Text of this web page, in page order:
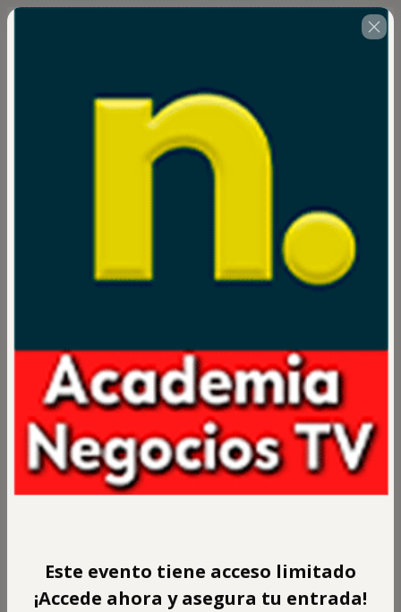
Este evento tiene acceso limitado
¡Accede ahora y asegura tu entrada!
Curso de Geopolítica para entender
el mundo actual
Autor: Negocios tv
122,00 US$
(más tarifas correspondientes.
Haz clic aquí
para saber más)
FECHA Y HORARIO
7/17/23 6:00 PM hasta 7/24/23 8:00 PM
Tu email